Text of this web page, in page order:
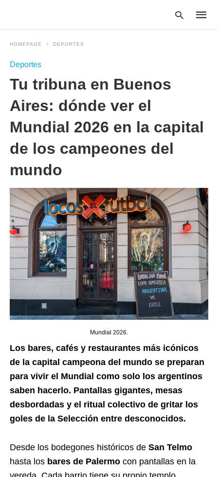
enter:
HOMEPAGE DEPORTES
Deportes
Tu tribuna en Buenos
Aires: dónde ver el
Mundial 2026 en la capital
de los campeones del
mundo
Mundial 2026.
Los bares, cafés y restaurantes más icónicos
de la capital campeona del mundo se preparan
para vivir el Mundial como solo los argentinos
saben hacerlo. Pantallas gigantes, mesas
desbordadas y el ritual colectivo de gritar los
goles de la Selección entre desconocidos.
Desde los bodegones históricos de San Telmo
hasta los bares de Palermo con pantallas en la